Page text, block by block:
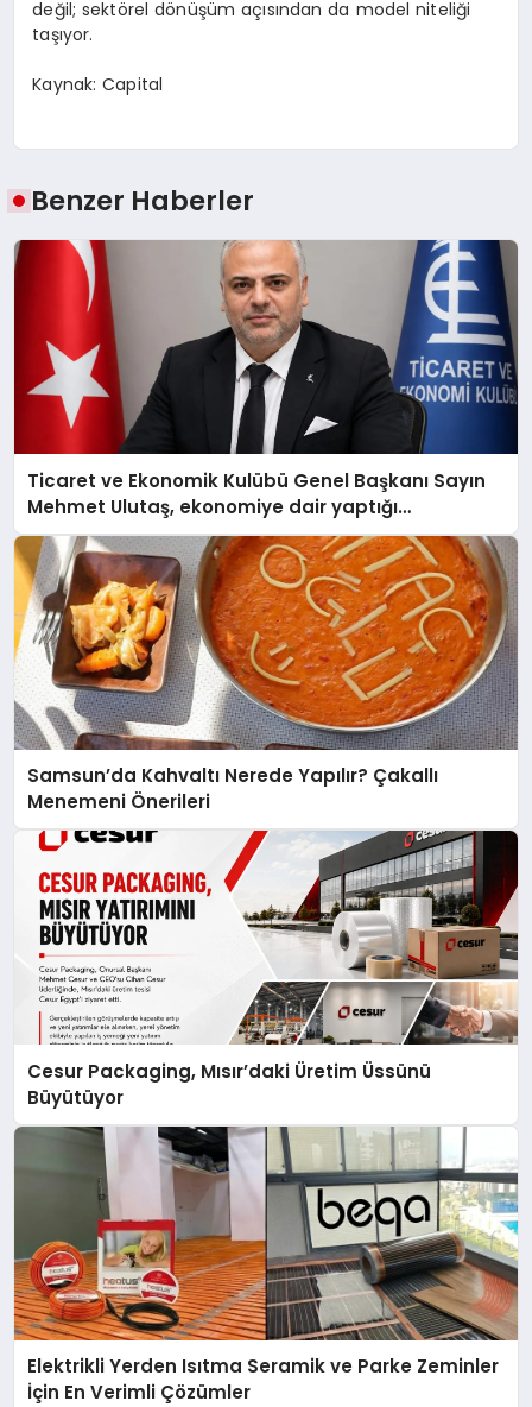
değil; sektörel dönüşüm açısından da model niteliği
taşıyor.
Kaynak: Capital
Benzer Haberler
Ticaret ve Ekonomik Kulübü Genel Başkanı Sayın
Mehmet Ulutaş, ekonomiye dair yaptığı
açıklamada şunları kaydetti:
Samsun’da Kahvaltı Nerede Yapılır? Çakallı
Menemeni Önerileri
Cesur Packaging, Mısır’daki Üretim Üssünü
Büyütüyor
Elektrikli Yerden Isıtma Seramik ve Parke Zeminler
İçin En Verimli Çözümler